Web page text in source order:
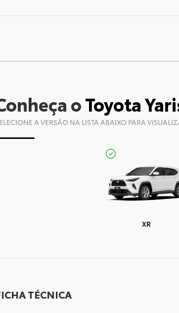
oToyota
A VERSÃO NA LISTA ABAIXO PARA
XR
TÉCNICA